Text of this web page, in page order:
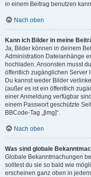
in einem Beitrag benutzen
Nach oben
Kann ich Bilder in meine
Ja, Bilder können in deinem
Administration Dateianhänge
hochladen. Ansonsten musst
öffentlich zugänglichen Server
Du kannst weder Bilder
(außer es ist ein öffentlich
einer Anmeldung verfügbar
einem Passwort geschützte
BBCode-Tag „[img]“.
Nach oben
Was sind globale
Globale Bekanntmachungen
solltest du sie so bald wie
erscheinen ganz oben in